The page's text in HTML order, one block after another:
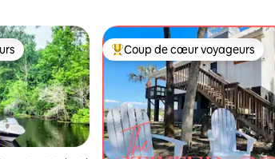
les plus aimés Coup de cœur voyageurs
Coup de cœur voyageurs